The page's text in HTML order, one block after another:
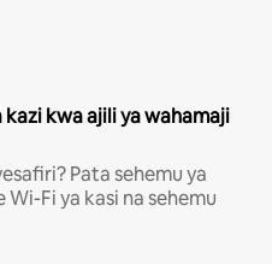
kwa ajili ya wahamaji
Pata sehemu ya
Fi ya kasi na sehemu